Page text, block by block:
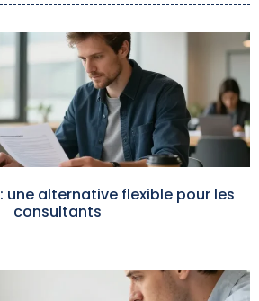
une alternative flexible pour les
consultants